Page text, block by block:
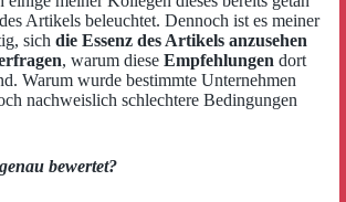
Artikels beleuchtet. Dennoch ist es meiner
sich die Essenz des Artikels anzusehen
, warum diese Empfehlungen dort
Warum wurde bestimmte Unternehmen
nachweislich schlechtere Bedingungen
bewertet?